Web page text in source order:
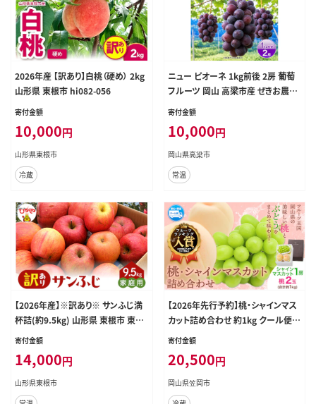
2026年産 【訳あり】白桃（硬め） 2kg
山形県 東根市 hi082-056
寄付金額
10,000円
山形県東根市
冷蔵
ニュー ピオーネ 1kg前後 2房 葡萄
フルーツ 岡山 高梁市産 ぜきお農園
ぶどうclub 2026年 先行予約 果物
寄付金額
10,000円
岡山県高梁市
常温
【2026年産】※訳あり※ サンふじ満
杯詰(約9.5kg) 山形県 東根市 東根
農産センター提供 hi027-204-r8
寄付金額
14,000円
山形県東根市
【2026年先行予約】桃・シャインマス
カット詰め合わせ 約1kg クール便
冷蔵便 桃 もも 葡萄 ブドウ ぶどうシ
ツ セット 先行予約 晴れの国おかや
ま館 《2026年8月下旬‐9月中旬頃
出荷》 フルーツ 果物 果実 岡山県 笠
寄付金額
20,500円
岡山県笠岡市